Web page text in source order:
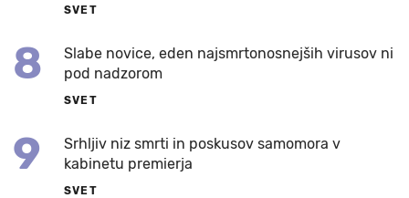
SVET
8
Slabe novice, eden najsmrtonosnejših virusov ni
pod nadzorom
SVET
9
Srhljiv niz smrti in poskusov samomora v
kabinetu premierja
SVET